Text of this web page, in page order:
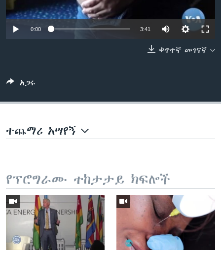
0:00 3:41
ቀጥተኛ መገናኛ
አጋሩ
ተጨማሪ አሣየኝ
የፕሮግራሙ ተከታታይ ክፍሎች